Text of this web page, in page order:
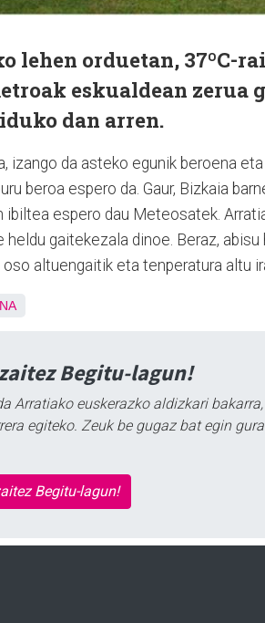
lehen orduetan, 37ºC-
eskualdean zerua
dan arren.
izango da asteko egunik beroena
beroa espero da. Gaur, Bizkaia
ibiltea espero dau Meteosatek.
heldu gaitekezala dinoe. Beraz,
altuengaitik eta tenperatura altu
Begitu-lagun!
Arratiako euskerazko aldizkari
egiteko. Zeuk be gugaz bat egin
Begitu-lagun!